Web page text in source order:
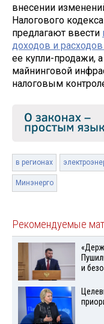
внесении
Налогового
предлагают ввести
доходов и
ее купли-продажи,
майнинговой
налоговым
в регионах
Минэнерго
Рекомендуемые
и